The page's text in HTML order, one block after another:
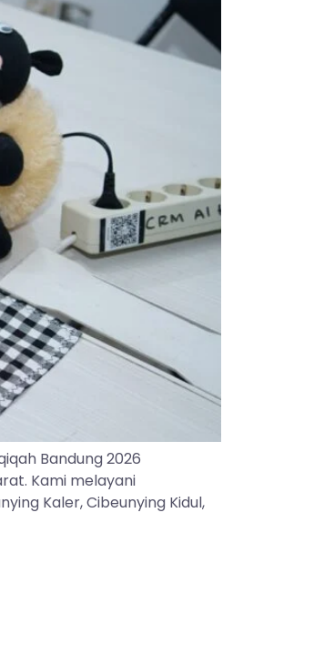
Bandung 2026
Kami melayani
Kaler, Cibeunying Kidul,